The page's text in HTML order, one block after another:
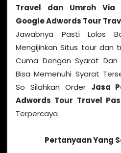
Travel dan Umroh Via
Google Adwords Tour
Jawabnya Pasti Lolos
Mengijinkan Situs tour dan
Cuma Dengan Syarat
Bisa Memenuhi Syarat
So Silahkan Order Jasa
Adwords Tour Travel
Terpercaya
Pertanyaan Yang